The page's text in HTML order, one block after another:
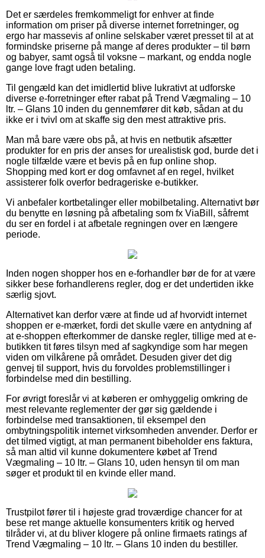
Det er særdeles fremkommeligt for enhver at finde
information om priser på diverse internet forretninger, og
ergo har massevis af online selskaber været presset til at at
formindske priserne på mange af deres produkter – til børn
og babyer, samt også til voksne – markant, og endda nogle
gange love fragt uden betaling.
Til gengæld kan det imidlertid blive lukrativt at udforske
diverse e-forretninger efter rabat på Trend Vægmaling – 10
ltr. – Glans 10 inden du gennemfører dit køb, sådan at du
ikke er i tvivl om at skaffe sig den mest attraktive pris.
Man må bare være obs på, at hvis en netbutik afsætter
produkter for en pris der anses for urealistisk god, burde det i
nogle tilfælde være et bevis på en fup online shop.
Shopping med kort er dog omfavnet af en regel, hvilket
assisterer folk overfor bedrageriske e-butikker.
Vi anbefaler kortbetalinger eller mobilbetaling. Alternativt bør
du benytte en løsning på afbetaling som fx ViaBill, såfremt
du ser en fordel i at afbetale regningen over en længere
periode.
Inden nogen shopper hos en e-forhandler bør de for at være
sikker bese forhandlerens regler, dog er det undertiden ikke
særlig sjovt.
Alternativet kan derfor være at finde ud af hvorvidt internet
shoppen er e-mærket, fordi det skulle være en antydning af
at e-shoppen efterkommer de danske regler, tillige med at e-
butikken tit føres tilsyn med af sagkyndige som har megen
viden om vilkårene på området. Desuden giver det dig
genvej til support, hvis du forvoldes problemstillinger i
forbindelse med din bestilling.
For øvrigt foreslår vi at køberen er omhyggelig omkring de
mest relevante reglementer der gør sig gældende i
forbindelse med transaktionen, til eksempel den
ombytningspolitik internet virksomheden anvender. Derfor er
det tilmed vigtigt, at man permanent bibeholder ens faktura,
så man altid vil kunne dokumentere købet af Trend
Vægmaling – 10 ltr. – Glans 10, uden hensyn til om man
søger et produkt til en kvinde eller mand.
Trustpilot fører til i højeste grad troværdige chancer for at
bese ret mange aktuelle konsumenters kritik og herved
tilråder vi, at du bliver klogere på online firmaets ratings af
Trend Vægmaling – 10 ltr. – Glans 10 inden du bestiller.